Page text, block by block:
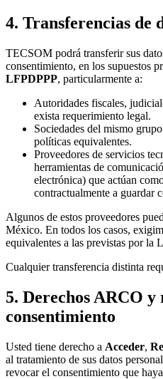
4. Transferencias de
TECSOM podrá transferir sus
consentimiento, en los supuestos
LFPDPPP, particularmente a:
Autoridades fiscales,
exista requerimiento legal.
Sociedades del mismo
políticas equivalentes.
Proveedores de servicios
herramientas de
electrónica) que actúan
contractualmente a guardar
Algunos de estos proveedores
México. En todos los casos,
equivalentes a las previstas por la
Cualquier transferencia distinta
5. Derechos ARCO y
consentimiento
Usted tiene derecho a Acceder,
al tratamiento de sus datos
revocar el consentimiento que